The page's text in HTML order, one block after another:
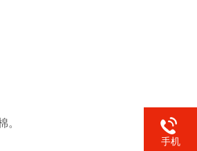
。
手机